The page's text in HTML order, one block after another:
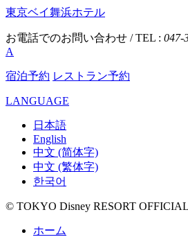
東京ベイ舞浜ホテル
お電話でのお問い合わせ / TEL : 047-
A
宿泊予約 レストラン予約
LANGUAGE
日本語
English
中文 (简体字)
中文 (繁体字)
한국어
© TOKYO Disney RESORT
ホーム